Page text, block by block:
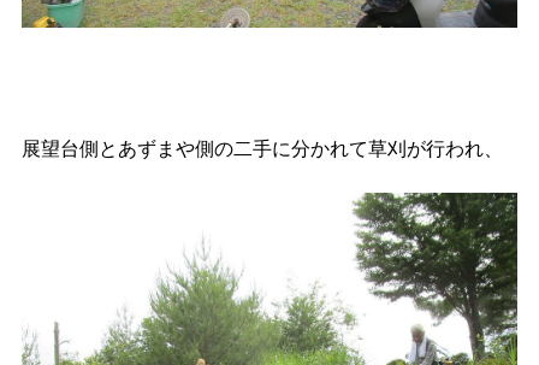
展望台側とあずまや側の二手に分かれて草刈が行われ、